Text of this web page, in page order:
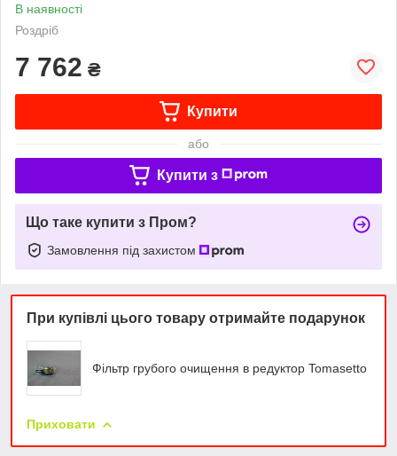
В наявності
Роздріб
7 762 ₴
Купити
або
Купити з
Що таке купити з Пром?
Замовлення під захистом
При купівлі цього товару отримайте подарунок
Фільтр грубого очищення в редуктор Tomasetto
Приховати